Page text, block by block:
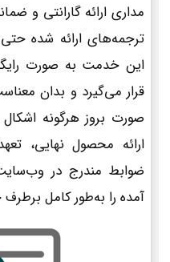
مداری ارائه گارانتی و
ترجمه‌های ارائه شده
این خدمت به صورت
قرار می‌گیرد و بدان
صورت بروز هرگونه
ارائه محصول نهایی،
ضوابط مندرج در
آمده را به‌طور کامل